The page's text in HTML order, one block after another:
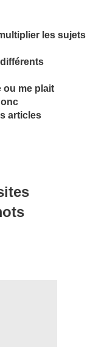
les sujets
ou me plait
articles